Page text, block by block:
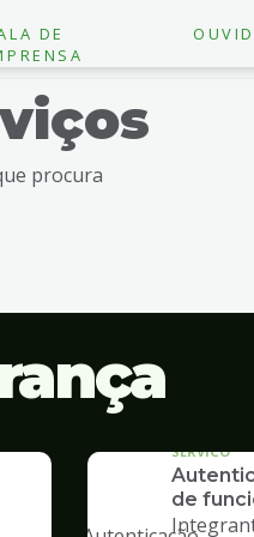
DE
procura
SERVICO
de